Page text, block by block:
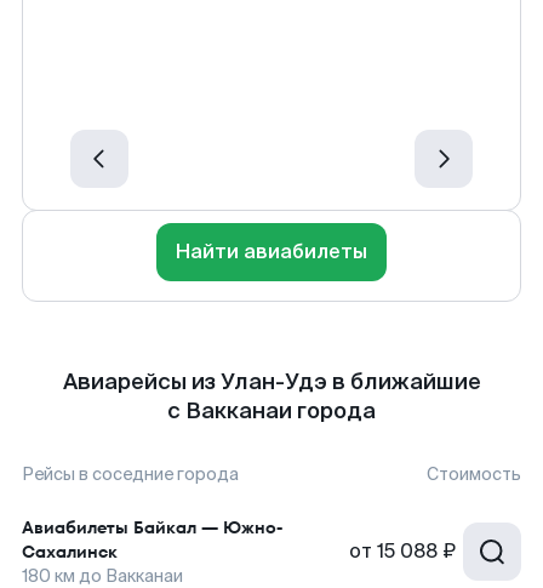
Найти авиабилеты
Авиарейсы из Улан-Удэ в ближайшие
с Вакканаи города
Рейсы в соседние города Стоимость
Авиабилеты Байкал — Южно-
Сахалинск
180 км до Вакканаи
от 15 088 ₽